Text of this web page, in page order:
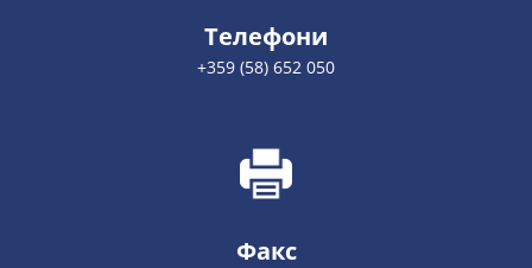
Телефони
+359 (58) 652 050
Факс